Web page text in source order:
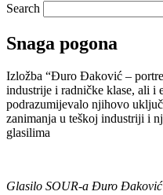
Search
Snaga pogona
Izložba “Đuro Đaković –
industrije i radničke klase, ali i
podrazumijevalo njihovo
zanimanja u teškoj industriji i
glasilima
Glasilo SOUR-a Đuro Đaković